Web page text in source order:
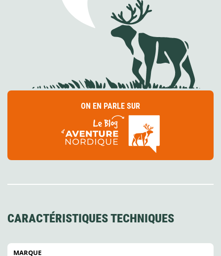
ON EN PARLE SUR
CARACTÉRISTIQUES TECHNIQUES
MARQUE